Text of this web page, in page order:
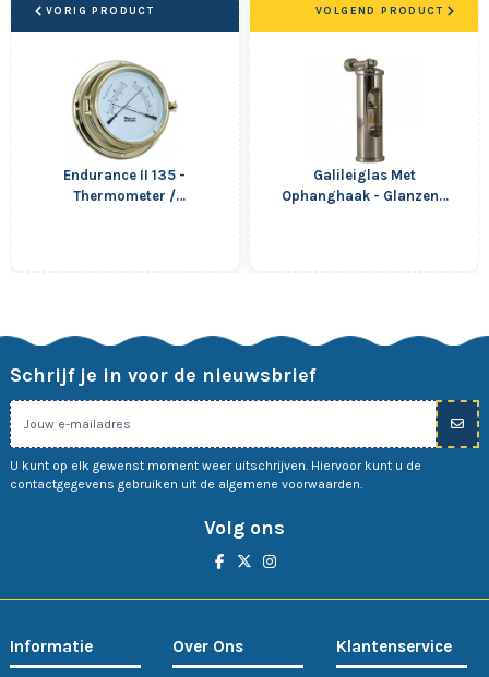
VORIG PRODUCT
Endurance II 135 -
Thermometer /
Galileiglas Met
Ophanghaak - Glanzend
VOLGEND PRODUCT
Schrijf je in voor de nieuwsbrief
U kunt op elk gewenst moment weer uitschrijven. Hiervoor kunt u de
contactgegevens gebruiken uit de algemene voorwaarden.
Volg ons
Informatie Over Ons Klantenservice